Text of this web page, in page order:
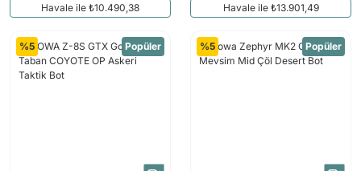
Havale ile ₺10.490,38 Havale ile ₺13.901,49
%5 Popüler %5 Popüler